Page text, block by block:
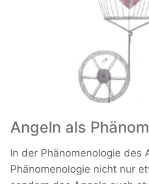
Angeln als
In der Phänomenologie des
Phänomenologie nicht nur